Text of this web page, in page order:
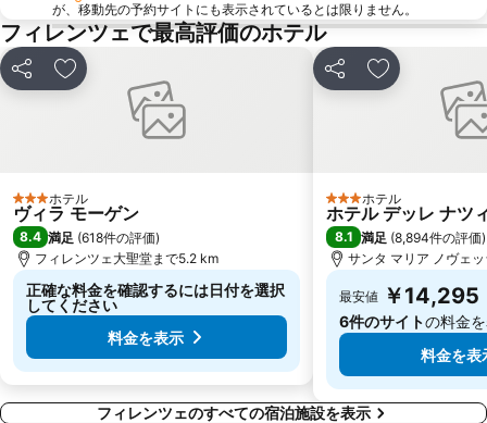
カンポ ディ マルテ
Antella
Teatro Manzoni
Staggia Senese
が、移動先の予約サイトにも表示されているとは限りません。
フィレンツェで最高評価のホテル
シェア お気に入りに追加
3 ホテルのランク
ホテル
ヴィラ モーゲン
8.4 満足 (618件の評価)
フィレンツェ大聖堂まで5.2 km
正確な料金を確認するには日付を選択
してください
料金を表示
シェア お気に入りに
3 ホテルのランク
ホテル
ホテル デッレ ナツ
8.1 満足 (8,894件の評価)
サンタ マリア ノヴェ
最安値 ￥14,295
6件のサイトの料金
料金を表
フィレンツェのすべての宿泊施設を表示